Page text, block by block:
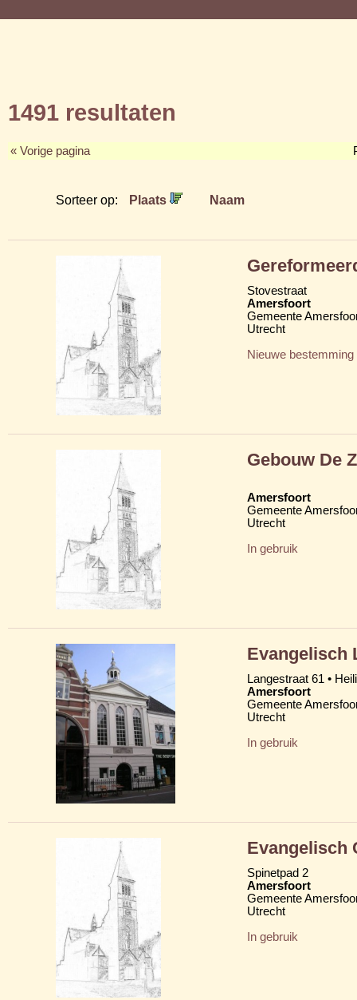
1491 resultaten
« Vorige pagina
Sorteer op: Plaats Naam
Stovestraat
Amersfoort
Gemeente
Utrecht
Nieuwe bestemming
Gebouw De
Amersfoort
Gemeente
Utrecht
In gebruik
Evangelisch
Langestraat 61 •
Amersfoort
Gemeente
Utrecht
In gebruik
Evangelisch
Spinetpad 2
Amersfoort
Gemeente
Utrecht
In gebruik